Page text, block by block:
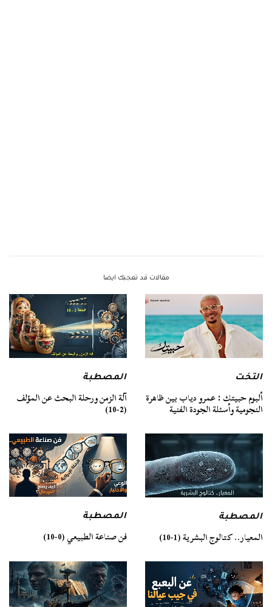
مقالات قد تعجبك ايضا
التخت
ألبوم حبيتك : عمرو دياب بين ظاهرة
النجومية وأسئلة الجودة الفنية
المصطبة
آلة الزمن ورحلة البحث عن المؤلف
(2-10)
المصطبة
المعيار.. كتالوج البشرية (1-10)
المصطبة
فن صناعة الطبيعي (0-10)